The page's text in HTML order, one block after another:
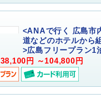
<ANAで行く 広島市
道などのホテルから
>広島フリープラン1
38,100円 ～104,800円